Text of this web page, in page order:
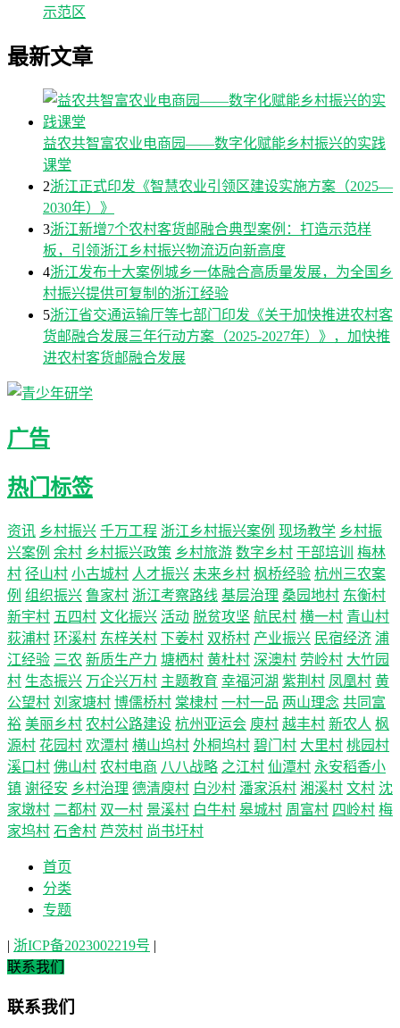
示范区
最新文章
益农共智富农业电商园——数字化赋能乡村振兴的实践
课堂
2浙江正式印发《智慧农业引领区建设实施方案（2025—
2030年）》
3浙江新增7个农村客货邮融合典型案例：打造示范样
板，引领浙江乡村振兴物流迈向新高度
4浙江发布十大案例城乡一体融合高质量发展，为全国乡
村振兴提供可复制的浙江经验
5浙江省交通运输厅等七部门印发《关于加快推进农村客
货邮融合发展三年行动方案（2025-2027年）》，加快推
进农村客货邮融合发展
广告
热门标签
资讯 乡村振兴 千万工程 浙江乡村振兴案例 现场教学 乡村振
兴案例 余村 乡村振兴政策 乡村旅游 数字乡村 干部培训
梅林
村 径山村 小古城村 人才振兴 未来乡村 枫桥经验 杭州三农案
例 组织振兴 鲁家村 浙江考察路线 基层治理 桑园地村 东衡村
新宇村 五四村 文化振兴 活动 脱贫攻坚 航民村 横一村 青山村
荻浦村 环溪村 东梓关村 下姜村 双桥村 产业振兴 民宿经济 浦
江经验 三农 新质生产力 塘栖村 黄杜村 深澳村 劳岭村 大竹园
村 生态振兴 万企兴万村 主题教育 幸福河湖 紫荆村 凤凰村 黄
公望村 刘家塘村 博儒桥村 棠棣村 一村一品 两山理念 共同富
裕 美丽乡村 农村公路建设 杭州亚运会 庾村 越丰村 新农人 枫
源村 花园村 欢潭村 横山坞村 外桐坞村 碧门村 大里村 桃园村
溪口村 佛山村 农村电商 八八战略 之江村 仙潭村 永安稻香小
镇 谢径安 乡村治理 德清庾村 白沙村 潘家浜村 湘溪村 文村 沈
家墩村 二都村 双一村 景溪村 白牛村 皋城村 周富村 四岭村 梅
家坞村 石舍村 芦茨村 尚书圩村
首页
分类
专题
| 浙ICP备2023002219号 |
联系我们
联系我们